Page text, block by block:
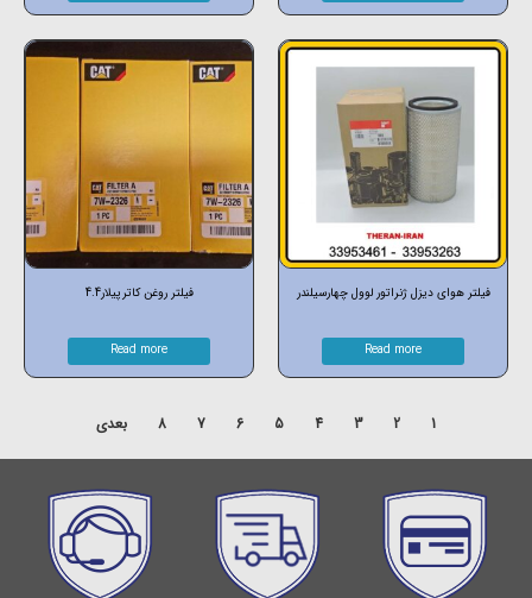
فیلتر هوای دیزل ژنراتور لوول چهارسیلندر
Read more
فیلتر روغن کاترپیلار4.4
Read more
1
2
3
4
5
6
7
8 بعدی